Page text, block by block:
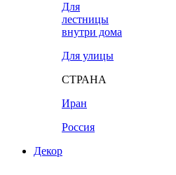
Для
лестницы
внутри дома
Для улицы
СТРАНА
Иран
Россия
Декор